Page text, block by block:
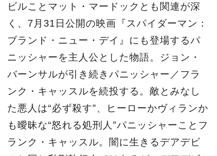
ビルことマット・マードックとも関連が深
く、7月31日公開の映画『スパイダーマン：
ブランド・ニュー・デイ』にも登場するパ
ニッシャーを主人公とした物語。ジョン・
バーンサルが引き続きパニッシャー／フラ
ンク・キャッスルを続投する。敵とみなし
た悪人は“必ず殺す”、ヒーローかヴィランか
も曖昧な“怒れる処刑人”パニッシャーことフ
ランク・キャッスル。闇に生きるデアデビ